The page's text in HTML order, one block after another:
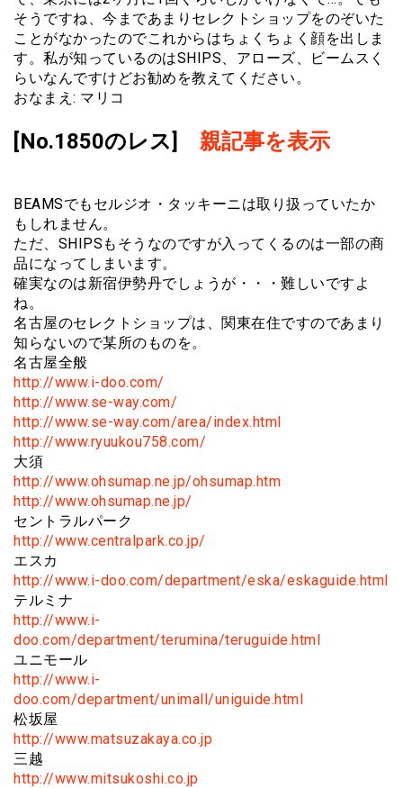
そうですね、今まであまりセレクトショップをのぞいた
ことがなかったのでこれからはちょくちょく顔を出しま
す。私が知っているのはSHIPS、アローズ、ビームスく
らいなんですけどお勧めを教えてください。
おなまえ: マリコ
[No.1850のレス] 親記事を表示
BEAMSでもセルジオ・タッキーニは取り扱っていたか
もしれません。
ただ、SHIPSもそうなのですが入ってくるのは一部の商
品になってしまいます。
確実なのは新宿伊勢丹でしょうが・・・難しいですよ
ね。
名古屋のセレクトショップは、関東在住ですのであまり
知らないので某所のものを。
名古屋全般
http://www.i-doo.com/
http://www.se-way.com/
http://www.se-way.com/area/index.html
http://www.ryuukou758.com/
大須
http://www.ohsumap.ne.jp/ohsumap.htm
http://www.ohsumap.ne.jp/
セントラルパーク
http://www.centralpark.co.jp/
エスカ
http://www.i-doo.com/department/eska/eskaguide.html
テルミナ
http://www.i-
doo.com/department/terumina/teruguide.html
ユニモール
http://www.i-
doo.com/department/unimall/uniguide.html
松坂屋
http://www.matsuzakaya.co.jp
三越
http://www.mitsukoshi.co.jp